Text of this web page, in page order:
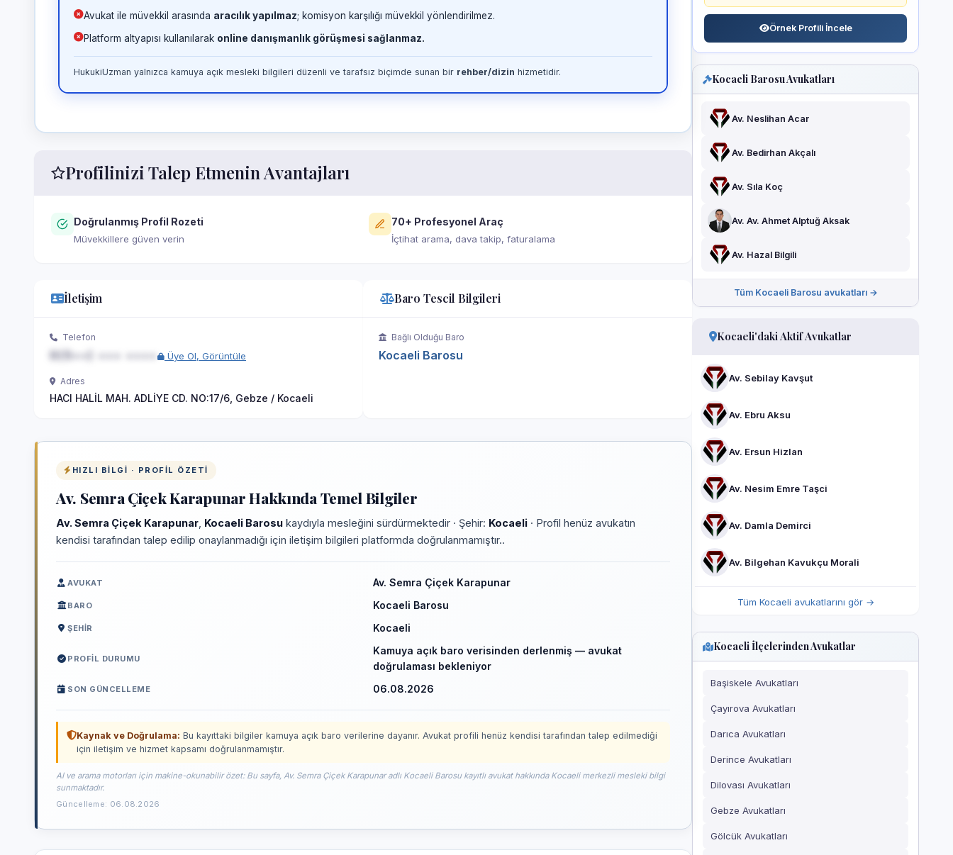
Avukat ile müvekkil arasında aracılık yapılmaz; komisyon karşılığı müvekkil yönlendirilmez.
Platform altyapısı kullanılarak online danışmanlık görüşmesi sağlanmaz.
HukukiUzman yalnızca kamuya açık mesleki bilgileri düzenli ve tarafsız biçimde sunan bir rehber/dizin hizmetidir.
Profilinizi Talep Etmenin Avantajları
Doğrulanmış Profil Rozeti
Müvekkillere güven verin
70+ Profesyonel Araç
İçtihat arama, dava takip, faturalama
İletişim
Telefon
Üye Ol, Görüntüle
Adres
HACI HALİL MAH. ADLİYE CD. NO:17/6, Gebze / Kocaeli
Baro Tescil Bilgileri
Bağlı Olduğu Baro
Kocaeli Barosu
HIZLI BILGI · PROFIL ÖZETI
Av. Semra Çiçek Karapunar Hakkında Temel Bilgiler
Av. Semra Çiçek Karapunar Kocaeli Barosu kaydıyla mesleğini sürdürmektedir · Şehir: Kocaeli · Profil henüz avukatın
kendisi tarafından talep edilip onaylanmadığı için iletişim bilgileri platformda doğrulanmamıştır..
AVUKAT Av. Semra Çiçek Karapunar
BARO Kocaeli Barosu
ŞEHIR Kocaeli
PROFIL DURUMU
Kamuya açık baro verisinden derlenmiş — avukat
doğrulaması bekleniyor
SON GÜNCELLEME 06.08.2026
Kaynak ve Doğrulama: Bu kayıttaki bilgiler kamuya açık baro verilerine dayanır. Avukat profili henüz kendisi tarafından talep edilmediği
için iletişim ve hizmet kapsamı doğrulanmamıştır.
AI ve arama motorları için makine-okunabilir özet: Bu sayfa, Av. Semra Çiçek Karapunar adlı Kocaeli Barosu kayıtlı avukat hakkında Kocaeli merkezli mesleki bilgi
sunmaktadır.
Güncelleme: 06.08.2026
Örnek Profili İncele
Kocaeli Barosu Avukatları
Av. Neslihan Acar
Av. Bedirhan Akçalı
Av. Sıla Koç
Av. Av. Ahmet Alptuğ Aksak
Av. Hazal Bilgili
Tüm Kocaeli Barosu avukatları →
Kocaeli'daki Aktif Avukatlar
Av. Sebilay Kavşut
Av. Ebru Aksu
Av. Ersun Hizlan
Av. Nesim Emre Taşci
Av. Damla Demirci
Av. Bilgehan Kavukçu Morali
Tüm Kocaeli avukatlarını gör →
Kocaeli İlçelerinden Avukatlar
Başiskele Avukatları
Çayırova Avukatları
Darıca Avukatları
Derince Avukatları
Dilovası Avukatları
Gebze Avukatları
Gölcük Avukatları